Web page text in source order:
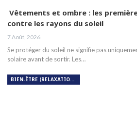
Vêtements et ombre : les
contre les rayons du soleil
7 Août, 2026
Se protéger du soleil ne signifie pas
solaire avant de sortir. Les…
BIEN-ÊTRE (RELAXATION, MÉDITATION, SOIN DU CORPS)